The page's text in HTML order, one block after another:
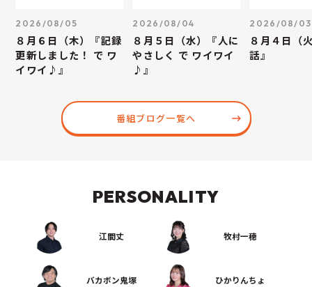
2026/08/05
８月６日（木）『記録
更新しました！ で ワ
イワイ♪』
2026/08/04
８月５日（水）『人に
やさしく で ワイワイ
♪』
2026/08/03
８月４日（
話』
番組ブログ一覧へ
PERSONALITY
江間丈 牧村一穂
バカボン鬼塚 ひかりんちょ